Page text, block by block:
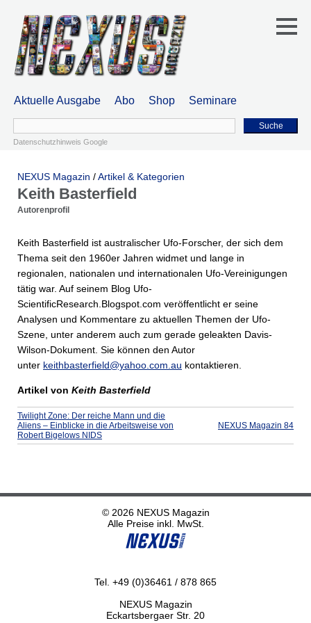
Aktuelle Ausgabe Abo Shop Seminare
Suche
Datenschutzhinweis Google
NEXUS Magazin /Artikel & Kategorien
Keith Basterfield
Autorenprofil
Keith Basterfield ist australischer Ufo-Forscher, der sich dem
Thema seit den 1960er Jahren widmet und lange in
regionalen, nationalen und internationalen Ufo-Vereinigungen
tätig war. Auf seinem Blog Ufo-
ScientificResearch.Blogspot.com veröffentlicht er seine
Analysen und Kommentare zu aktuellen Themen der Ufo-
Szene, unter anderem auch zum gerade geleakten Davis-
Wilson-Dokument. Sie können den Autor
unter keithbasterfield@yahoo.com.au kontaktieren.
Artikel von Keith Basterfield
Twilight Zone: Der reiche Mann und die
Aliens – Einblicke in die Arbeitsweise von
Robert Bigelows NIDS
NEXUS Magazin 84
© 2026 NEXUS Magazin
Alle Preise inkl. MwSt.
Tel. +49 (0)36461 / 878 865
NEXUS Magazin
Eckartsbergaer Str. 20